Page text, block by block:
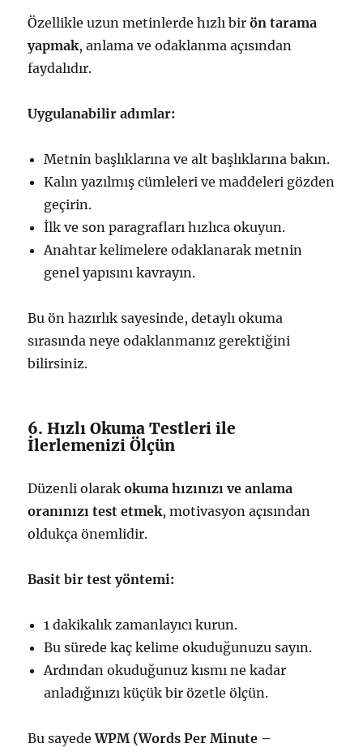
Özellikle uzun metinlerde hızlı birön tarama
yapmak, anlama ve odaklanma açısından
faydalıdır.
Uygulanabilir adımlar:
Metnin başlıklarına ve alt başlıklarına bakın.
Kalın yazılmış cümleleri ve maddeleri gözden
geçirin.
İlk ve son paragrafları hızlıca okuyun.
Anahtar kelimelere odaklanarak metnin
genel yapısını kavrayın.
Bu ön hazırlık sayesinde, detaylı okuma
sırasında neye odaklanmanız gerektiğini
bilirsiniz.
6. Hızlı Okuma Testleri ile
İlerlemenizi Ölçün
Düzenli olarakokuma hızınızı ve anlama
oranınızı test etmek, motivasyon açısından
oldukça önemlidir.
Basit bir test yöntemi:
1 dakikalık zamanlayıcı kurun.
Bu sürede kaç kelime okuduğunuzu sayın.
Ardından okuduğunuz kısmı ne kadar
anladığınızı küçük bir özetle ölçün.
Bu sayedeWPM (Words Per Minute –